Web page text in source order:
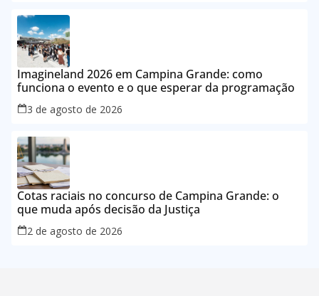
Imagineland 2026 em Campina Grande: como
funciona o evento e o que esperar da programação
3 de agosto de 2026
Cotas raciais no concurso de Campina Grande: o
que muda após decisão da Justiça
2 de agosto de 2026